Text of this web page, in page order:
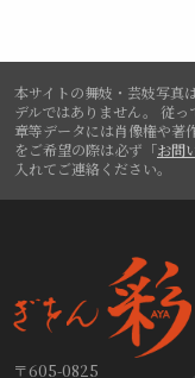
本サイトの舞妓・芸妓写真
デルではありません。
従っ
章等データには肖像権や著
をご希望の際は必ず「お問
入れてご連絡ください。
〒605-0825